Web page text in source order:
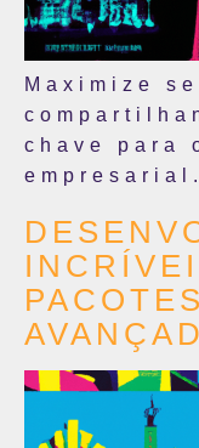
Maximize
chave para
empresarial.